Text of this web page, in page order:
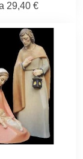
29,40 €